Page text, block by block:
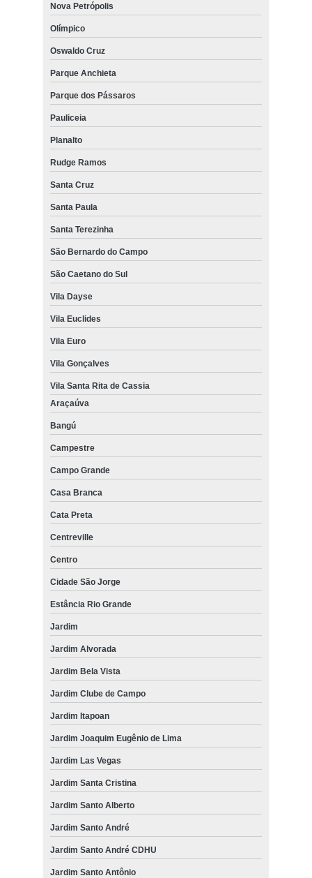
Nova Petrópolis
Olímpico
Oswaldo Cruz
Parque Anchieta
Parque dos Pássaros
Pauliceia
Planalto
Rudge Ramos
Santa Cruz
Santa Paula
Santa Terezinha
São Bernardo do Campo
São Caetano do Sul
Vila Dayse
Vila Euclides
Vila Euro
Vila Gonçalves
Vila Santa Rita de Cassia
Araçaúva
Bangú
Campestre
Campo Grande
Casa Branca
Cata Preta
Centreville
Centro
Cidade São Jorge
Estância Rio Grande
Jardim
Jardim Alvorada
Jardim Bela Vista
Jardim Clube de Campo
Jardim Itapoan
Jardim Joaquim Eugênio de Lima
Jardim Las Vegas
Jardim Santa Cristina
Jardim Santo Alberto
Jardim Santo André
Jardim Santo André CDHU
Jardim Santo Antônio